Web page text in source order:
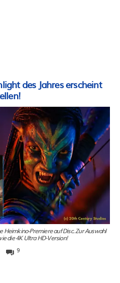
des Jahres erscheint
Heimkino-Premiere auf Disc. Zur Auswahl
die 4K Ultra HD-Version!
9